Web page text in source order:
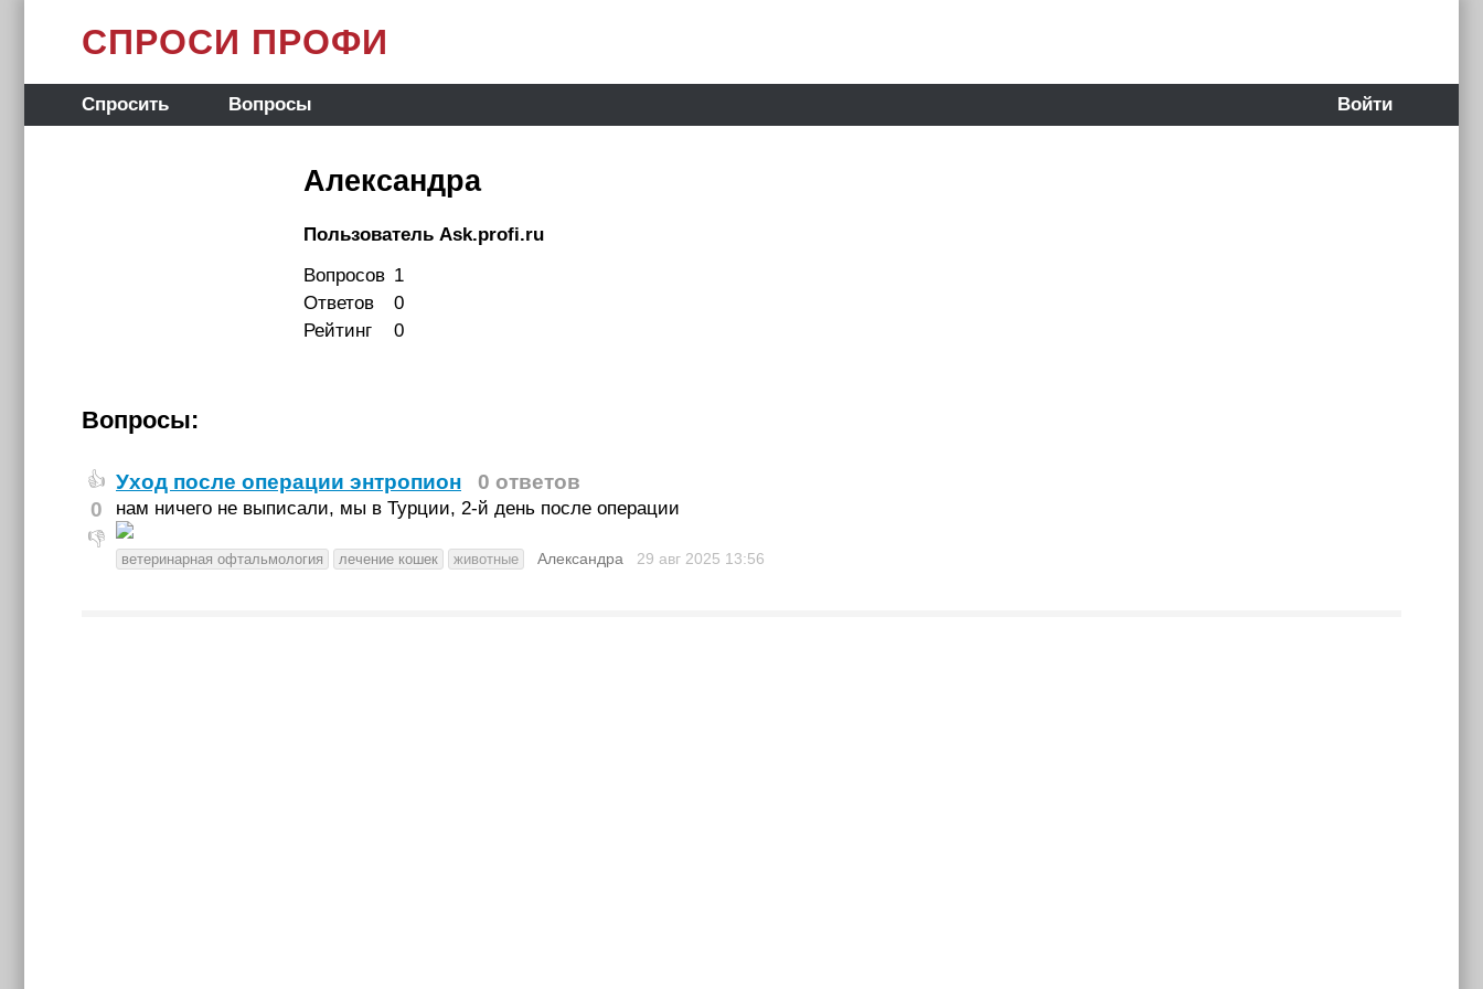
СПРОСИ ПРОФИ
Спросить Вопросы Войти
Александра
Пользователь Ask.profi.ru
Вопросов 1
Ответов
0
Рейтинг
0
Вопросы:
👍
0
👎
Уход после операции энтропион 0 ответов
нам ничего не выписали, мы в Турции, 2-й день после операции
ветеринарная офтальмология лечение кошек животные Александра 29 авг 2025 13:56